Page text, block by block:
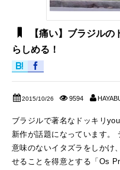
【痛い】ブラジルの
らしめる！
2015/10/26 9594
ブラジルで著名なドッキリ
新作が話題になっています。
意味のないイタズラをしかけ
せることを得意とする「Os